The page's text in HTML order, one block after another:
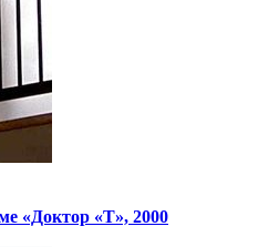
«Доктор «Т», 2000